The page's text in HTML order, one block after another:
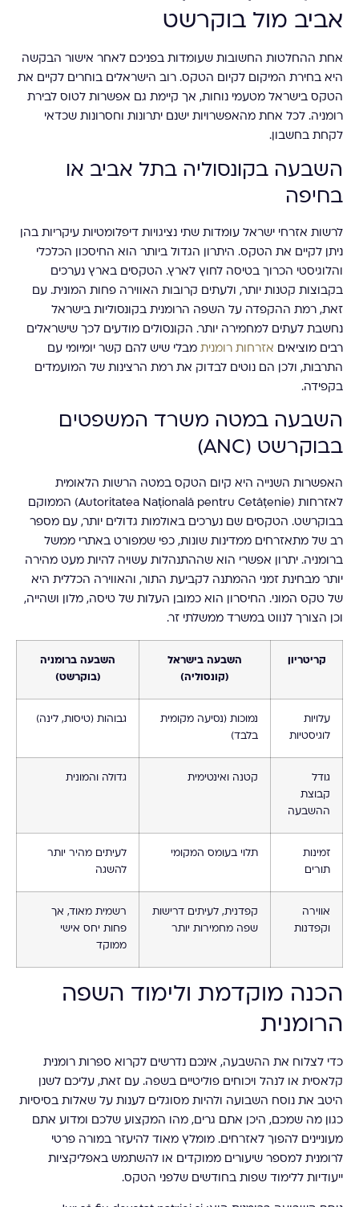
אביב מול בוקרשט
אחת ההחלטות החשובות שעומדות בפניכם לאחר אישור הבקשה
היא בחירת המיקום לקיום הטקס. רוב הישראלים בוחרים לקיים את
הטקס בישראל מטעמי נוחות, אך קיימת גם אפשרות לטוס לבירת
רומניה. לכל אחת מהאפשרויות ישנם יתרונות וחסרונות שכדאי
לקחת בחשבון.
השבעה בקונסוליה בתל אביב או
בחיפה
לרשות אזרחי ישראל עומדות שתי נציגויות דיפלומטיות עיקריות בהן
ניתן לקיים את הטקס. היתרון הגדול ביותר הוא החיסכון הכלכלי
והלוגיסטי הכרוך בטיסה לחוץ לארץ. הטקסים בארץ נערכים
בקבוצות קטנות יותר, ולעתים קרובות האווירה פחות המונית. עם
זאת, רמת ההקפדה על השפה הרומנית בקונסוליות בישראל
נחשבת לעתים למחמירה יותר. הקונסולים מודעים לכך שישראלים
רבים מוציאים אזרחות רומנית מבלי שיש להם קשר יומיומי עם
התרבות, ולכן הם נוטים לבדוק את רמת הרצינות של המועמדים
בקפידה.
השבעה במטה משרד המשפטים
בבוקרשט (ANC)
האפשרות השנייה היא קיום הטקס במטה הרשות הלאומית
לאזרחות (Autoritatea Națională pentru Cetățenie) הממוקם
בבוקרשט. הטקסים שם נערכים באולמות גדולים יותר, עם מספר
רב של מתאזרחים ממדינות שונות, כפי שמפורט באתרי ממשל
ברומניה. יתרון אפשרי הוא שההתנהלות עשויה להיות מעט מהירה
יותר מבחינת זמני ההמתנה לקביעת התור, והאווירה הכללית היא
של טקס המוני. החיסרון הוא כמובן העלות של טיסה, מלון ושהייה,
וכן הצורך לנווט במשרד ממשלתי זר.
קריטריון
השבעה בישראל
(קונסוליה)
השבעה ברומניה
(בוקרשט)
עלויות
לוגיסטיות
נמוכות (נסיעה מקומית
בלבד)
גבוהות (טיסות, לינה)
גודל
קבוצת
ההשבעה
קטנה ואינטימית גדולה והמונית
זמינות
תורים
תלוי בעומס המקומי
לעיתים מהיר יותר
להשגה
אווירה
וקפדנות
קפדנית, לעיתים דרישות
שפה מחמירות יותר
רשמית מאוד, אך
פחות יחס אישי
ממוקד
הכנה מוקדמת ולימוד השפה
הרומנית
כדי לצלוח את ההשבעה, אינכם נדרשים לקרוא ספרות רומנית
קלאסית או לנהל ויכוחים פוליטיים בשפה. עם זאת, עליכם לשנן
היטב את נוסח השבועה ולהיות מסוגלים לענות על שאלות בסיסיות
כגון מה שמכם, היכן אתם גרים, מהו המקצוע שלכם ומדוע אתם
מעוניינים להפוך לאזרחים. מומלץ מאוד להיעזר במורה פרטי
לרומנית למספר שיעורים ממוקדים או להשתמש באפליקציות
ייעודיות ללימוד שפות בחודשים שלפני הטקס.